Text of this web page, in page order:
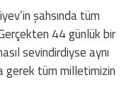
şahsında tüm
44 günlük bir
sevindirdiyse aynı
gerek tüm milletimizin